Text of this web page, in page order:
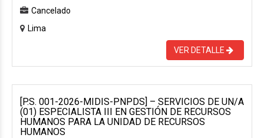
Cancelado
Lima
VER DETALLE
[P.S. 001-2026-MIDIS-PNPDS] – SERVICIOS DE UN/A
(01) ESPECIALISTA III EN GESTIÓN DE RECURSOS
HUMANOS PARA LA UNIDAD DE RECURSOS
HUMANOS